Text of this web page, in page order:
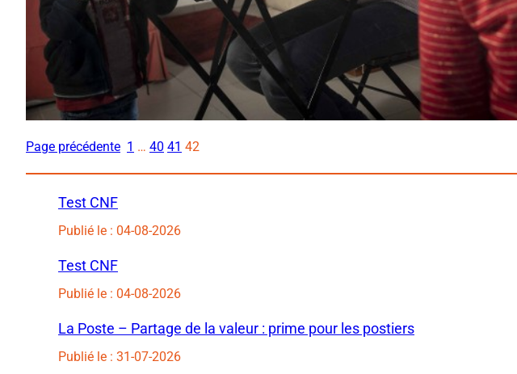
Page précédente 1 … 40 41 42
Test CNF
Publié le : 04-08-2026
Test CNF
Publié le : 04-08-2026
La Poste – Partage de la valeur : prime pour les postiers
Publié le : 31-07-2026